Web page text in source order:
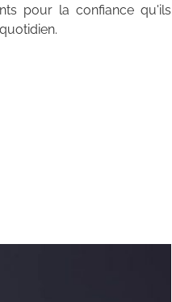
pour la confiance qu'ils